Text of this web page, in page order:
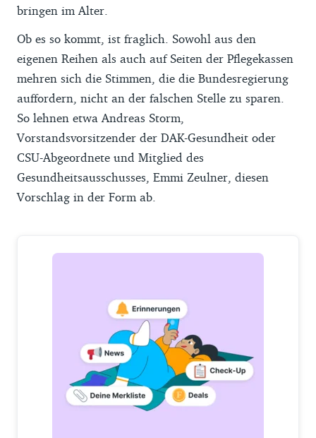
bringen im Alter.
Ob es so kommt, ist fraglich. Sowohl aus den
eigenen Reihen als auch auf Seiten der Pflegekassen
mehren sich die Stimmen, die die Bundesregierung
auffordern, nicht an der falschen Stelle zu sparen.
So lehnen etwa Andreas Storm,
Vorstandsvorsitzender der DAK-Gesundheit oder
CSU-Abgeordnete und Mitglied des
Gesundheitsausschusses, Emmi Zeulner, diesen
Vorschlag in der Form ab.